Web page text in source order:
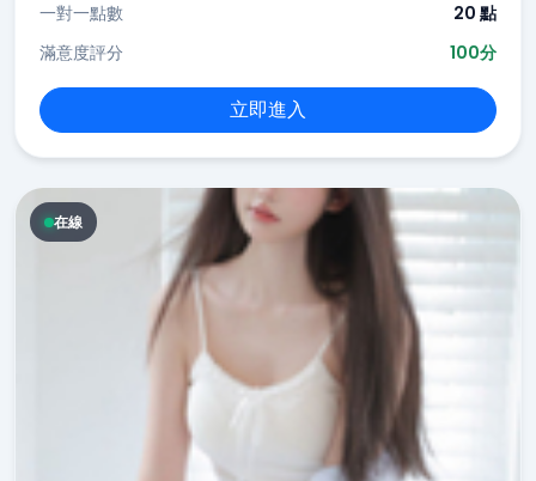
一對一點數
20 點
滿意度評分
100分
立即進入
在線